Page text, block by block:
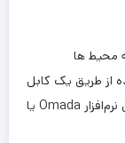
محیط ها
مدیریت آسان از راه دور – از طریق نرم‌افزار Omada یا